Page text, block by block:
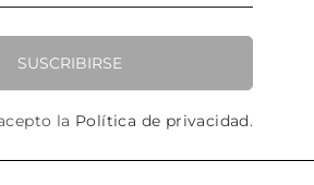
SUSCRIBIRSE
la Política de privacidad.